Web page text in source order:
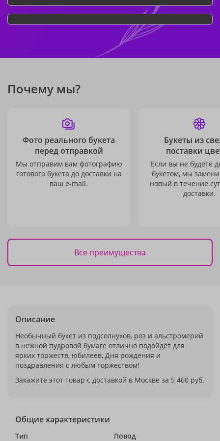
Почему мы?
Фото реального букета
перед отправкой
Мы отправим вам фотографию
готового букета до доставки на
ваш e-mail.
Букеты из
поставки
Если вы не будете
букетом, мы
новый в течение
доставки.
Все преимущества
Описание
Необычный букет из подсолнухов, роз и альстромерий
в нежной пудровой бумаге отлично подойдёт для
ярких торжеств, юбилеев, Дня рождения и
поздравления с любым торжеством!
Закажите этот товар с доставкой в Москве за 5 460 руб.
Общие характеристики
Тип
Повод